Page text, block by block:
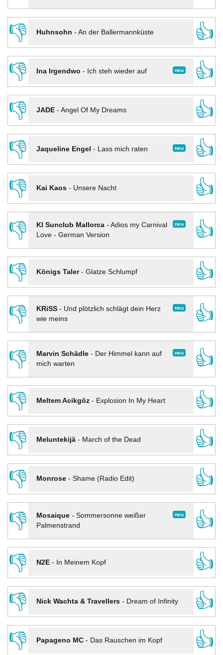
👎
Huhnsohn - An der Ballermannküste
👍
👎
neu
Ina Irgendwo - Ich steh wieder auf
👍
👎
JADE- Angel Of My Dreams
👍
👎
neu
Jaqueline Engel - Lass mich raten
👍
👎
Kai Kaos- Unsere Nacht
👍
👎
neu
KI Sunclub Mallorca- Adios my Carnival
Love - German Version
👍
👎
Königs Taler- Glatze Schlumpf
👍
👎
neu
KRiSS- Und plötzlich schlägt dein Herz
wie meins
👍
👎 neu
Marvin Schädle- Der Himmel kann auf
mich warten
👍
👎
Meltem Acikgöz- Explosion In My Heart
👍
👎
Meluntekijä- March of the Dead
👍
👎
Monrose- Shame (Radio Edit)
👍
👎
neu
Mosaique- Sommersonne weißer
Palmenstrand
👍
👎
N2E- In Meinem Kopf
👍
👎
Nick Wachta & Travellers- Dream of Infinity
👍
👎
Papageno MC- Das Rauschen im Kopf
👍